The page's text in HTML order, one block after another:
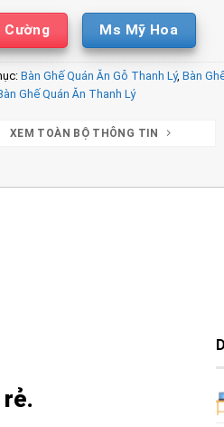
Cường Ms Mỹ Hoa
Bàn Ghế Quán Ăn Gỗ Thanh Lý,Bàn
Ghế Quán Ăn Thanh Lý
XEM TOÀN BỘ THÔNG TIN
rẻ.